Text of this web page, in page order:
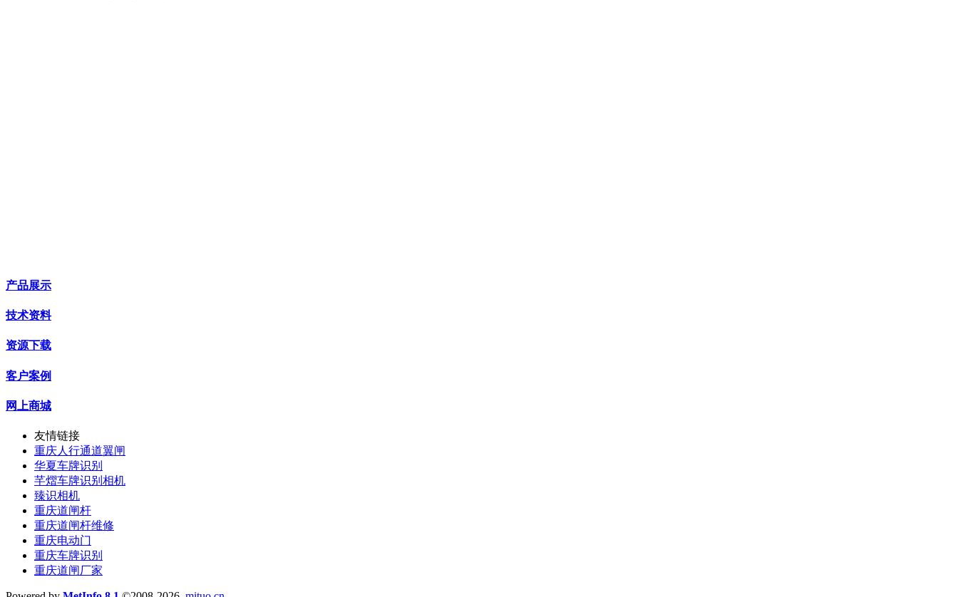
产品展示
技术资料
资源下载
客户案例
网上商城
友情链接
重庆人行通道翼闸
华夏车牌识别
芊熠车牌识别相机
臻识相机
重庆道闸杆
重庆道闸杆维修
重庆电动门
重庆车牌识别
重庆道闸厂家